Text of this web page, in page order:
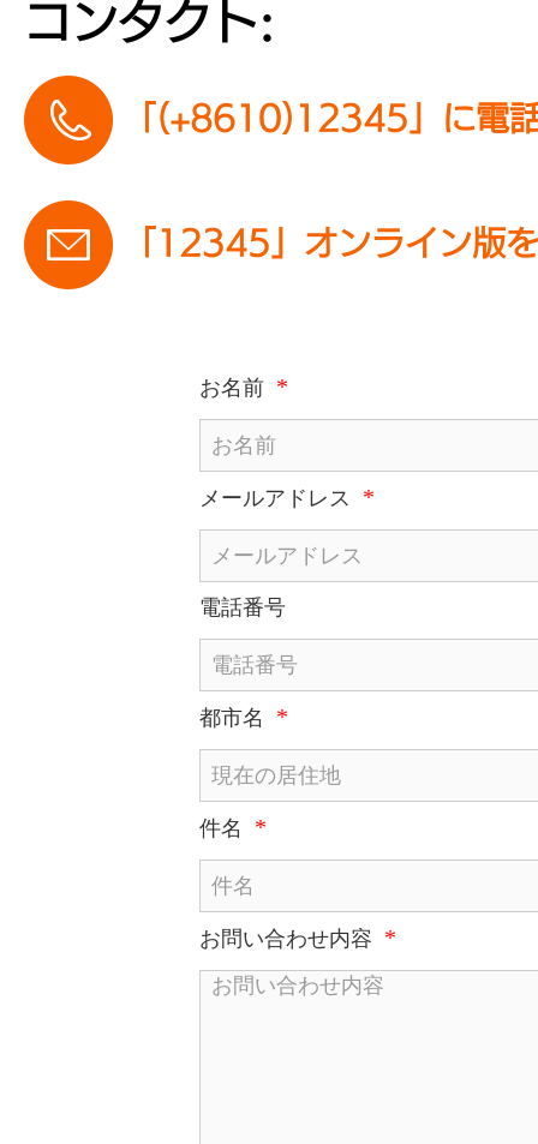
コンタクト:
「(+8610)12345」に電
「12345」オンライン版